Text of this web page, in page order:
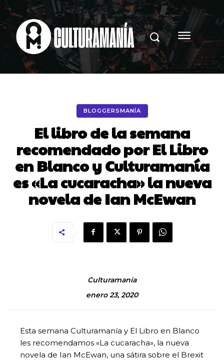
BLOGGERSMANÍA
El libro de la semana
recomendado por El Libro
en Blanco y Culturamanía
es «La cucaracha» la nueva
novela de Ian McEwan
Culturamanía
enero 23, 2020
Esta semana Culturamanía y El Libro en Blanco
les recomendamos «La cucaracha», la nueva
novela de Ian McEwan, una sátira sobre el Brexit